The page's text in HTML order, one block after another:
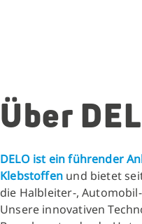
Über
DELO ist ein führender
Klebstoffenund bietet
die Halbleiter-,
Unsere innovativen